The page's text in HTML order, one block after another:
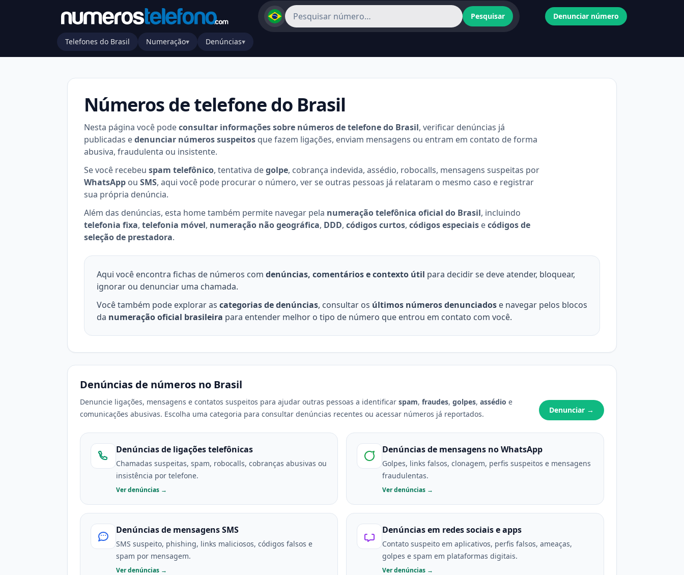
Pesquisar Denunciar número
Telefones do Brasil Numeração▾ Denúncias▾
Números de telefone do Brasil
Nesta página você podeconsultar informações sobre números de telefone do Brasil, verificar denúncias já
publicadas edenunciar números suspeitos que fazem ligações, enviam mensagens ou entram em contato de forma
abusiva, fraudulenta ou insistente.
Se você recebeu spam telefônico, tentativa degolpe, cobrança indevida, assédio, robocalls, mensagens suspeitas por
WhatsApp ou SMS, aqui você pode procurar o número, ver se outras pessoas já relataram o mesmo caso e registrar
sua própria denúncia.
Além das denúncias, esta home também permite navegar pela numeração telefônica oficial do Brasil, incluindo
telefonia fixa, telefonia móvel, numeração não geográfica, DDD, códigos curtos, códigos especiais ecódigos de
seleção de prestadora.
Aqui você encontra fichas de números com denúncias, comentários e contexto útil para decidir se deve atender, bloquear,
ignorar ou denunciar uma chamada.
Você também pode explorar as categorias de denúncias, consultar os últimos números denunciados e navegar pelos blocos
da numeração oficial brasileira para entender melhor o tipo de número que entrou em contato com você.
Denúncias de números no Brasil
Denuncie ligações, mensagens e contatos suspeitos para ajudar outras pessoas a identificar spam, fraudes, golpes, assédio e
comunicações abusivas. Escolha uma categoria para consultar denúncias recentes ou acessar números já reportados.
Denunciar →
Denúncias de ligações telefônicas
Chamadas suspeitas, spam, robocalls, cobranças abusivas ou
insistência por telefone.
Ver denúncias →
Denúncias de mensagens no WhatsApp
Golpes, links falsos, clonagem, perfis suspeitos e mensagens
fraudulentas.
Ver denúncias →
Denúncias de mensagens SMS
SMS suspeito, phishing, links maliciosos, códigos falsos e
spam por mensagem.
Ver denúncias →
Denúncias em redes sociais e apps
Contato suspeito em aplicativos, perfis falsos, ameaças,
golpes e spam em plataformas digitais.
Ver denúncias →